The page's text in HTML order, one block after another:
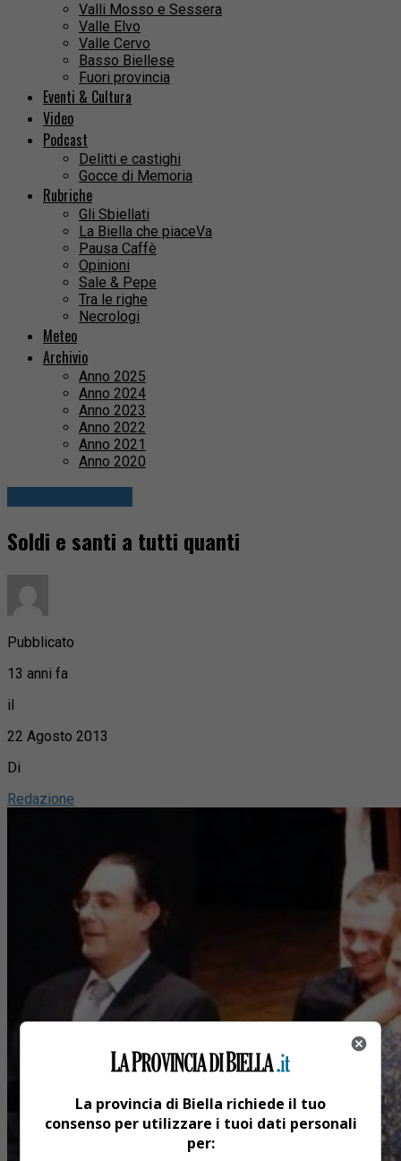
Valli Mosso e Sessera
Valle Elvo
Valle Cervo
Basso Biellese
Fuori provincia
Eventi & Cultura
Video
Podcast
Delitti e castighi
Gocce di Memoria
Rubriche
Gli Sbiellati
La Biella che piaceVa
Pausa Caffè
Opinioni
Sale & Pepe
Tra le righe
Necrologi
Meteo
Archivio
Anno 2025
Anno 2024
Anno 2023
Anno 2022
Anno 2021
Anno 2020
Soldi e santi a tutti quanti
Pubblicato
13 anni fa
il
22 Agosto 2013
Di
Redazione
La provincia di Biella richiede il tuo
consenso per utilizzare i tuoi dati personali
per: